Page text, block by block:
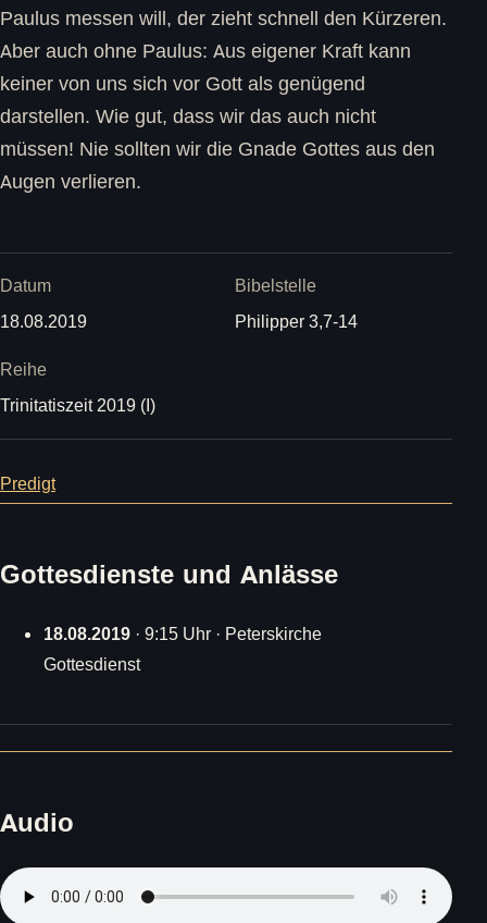
Paulus messen will, der zieht schnell den Kürzeren.
Aber auch ohne Paulus: Aus eigener Kraft kann
keiner von uns sich vor Gott als genügend
darstellen. Wie gut, dass wir das auch nicht
müssen! Nie sollten wir die Gnade Gottes aus den
Augen verlieren.
Datum
18.08.2019
Bibelstelle
Philipper 3,7-14
Reihe
Trinitatiszeit 2019 (I)
Predigt
Gottesdienste und Anlässe
18.08.2019 · 9:15 Uhr · Peterskirche
Gottesdienst
Audio